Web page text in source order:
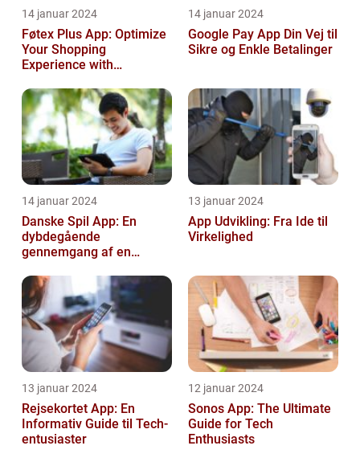
14 januar 2024
Føtex Plus App: Optimize
Your Shopping
Experience with
14 januar 2024
Google Pay App Din Vej til
Sikre og Enkle Betalinger
14 januar 2024
Danske Spil App: En
dybdegående
gennemgang af en
spiloplevelse
13 januar 2024
App Udvikling: Fra Ide til
Virkelighed
13 januar 2024
Rejsekortet App: En
Informativ Guide til Tech-
entusiaster
12 januar 2024
Sonos App: The Ultimate
Guide for Tech
Enthusiasts